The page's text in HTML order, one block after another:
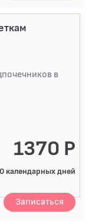
в
1370 Р
календарных дней
Записаться